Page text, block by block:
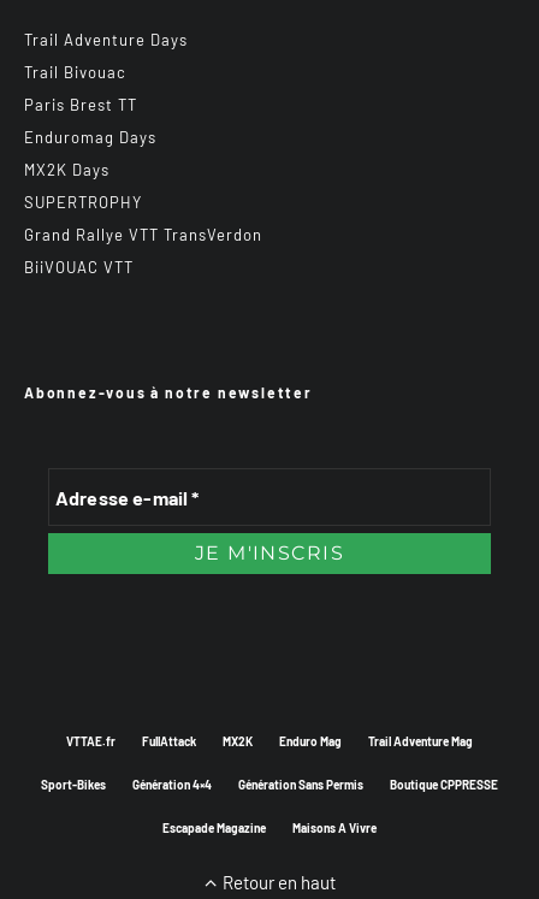
Trail Adventure Days
Trail Bivouac
Paris Brest TT
Enduromag Days
MX2K Days
SUPERTROPHY
Grand Rallye VTT TransVerdon
BiiVOUAC VTT
Abonnez-vous à notre newsletter
VTTAE.fr FullAttack MX2K Enduro Mag Trail Adventure Mag
Sport-Bikes Génération 4×4 Génération Sans Permis Boutique CPPRESSE
Escapade Magazine Maisons A Vivre
Retour en haut